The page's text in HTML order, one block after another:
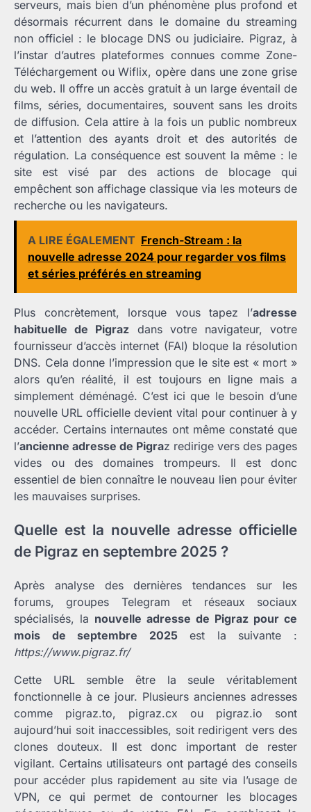
serveurs, mais bien d’un phénomène plus profond et
désormais récurrent dans le domaine du streaming
non officiel : le blocage DNS ou judiciaire. Pigraz, à
l’instar d’autres plateformes connues comme Zone-
Téléchargement ou Wiflix, opère dans une zone grise
du web. Il offre un accès gratuit à un large éventail de
films, séries, documentaires, souvent sans les droits
de diffusion. Cela attire à la fois un public nombreux
et l’attention des ayants droit et des autorités de
régulation. La conséquence est souvent la même : le
site est visé par des actions de blocage qui
empêchent son affichage classique via les moteurs de
recherche ou les navigateurs.
A LIRE ÉGALEMENT French-Stream : la
nouvelle adresse 2024 pour regarder vos films
et séries préférés en streaming
Plus concrètement, lorsque vous tapez l’adresse
habituelle de Pigraz dans votre navigateur, votre
fournisseur d’accès internet (FAI) bloque la résolution
DNS. Cela donne l’impression que le site est « mort »
alors qu’en réalité, il est toujours en ligne mais a
simplement déménagé. C’est ici que le besoin d’une
nouvelle URL officielle devient vital pour continuer à y
accéder. Certains internautes ont même constaté que
l’ancienne adresse de Pigraz redirige vers des pages
vides ou des domaines trompeurs. Il est donc
essentiel de bien connaître le nouveau lien pour éviter
les mauvaises surprises.
Quelle est la nouvelle adresse officielle
de Pigraz en septembre 2025 ?
Après analyse des dernières tendances sur les
forums, groupes Telegram et réseaux sociaux
spécialisés, la nouvelle adresse de Pigraz pour ce
mois de septembre 2025est la suivante :
https://www.pigraz.fr/
Cette URL semble être la seule véritablement
fonctionnelle à ce jour. Plusieurs anciennes adresses
comme pigraz.to, pigraz.cx ou pigraz.io sont
aujourd’hui soit inaccessibles, soit redirigent vers des
clones douteux. Il est donc important de rester
vigilant. Certains utilisateurs ont partagé des conseils
pour accéder plus rapidement au site via l’usage de
VPN, ce qui permet de contourner les blocages